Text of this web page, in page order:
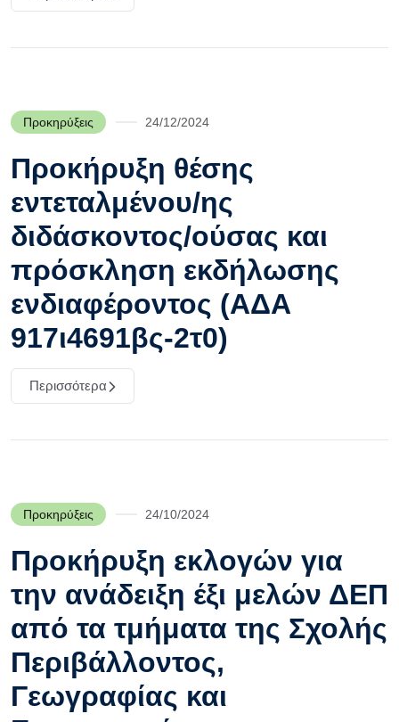
Προκηρύξεις 24/12/2024
Προκήρυξη θέσης
εντεταλμένου/ης
διδάσκοντος/ούσας και
πρόσκληση εκδήλωσης
ενδιαφέροντος (ΑΔΑ
917ι4691βς-2τ0)
Περισσότερα
Προκηρύξεις 24/10/2024
Προκήρυξη εκλογών για
την ανάδειξη έξι μελών ΔΕΠ
από τα τμήματα της Σχολής
Περιβάλλοντος,
Γεωγραφίας και